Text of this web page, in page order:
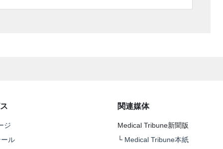
ジ
ル
関連媒体
Medical Tribune新聞版
└ Medical Tribune本紙